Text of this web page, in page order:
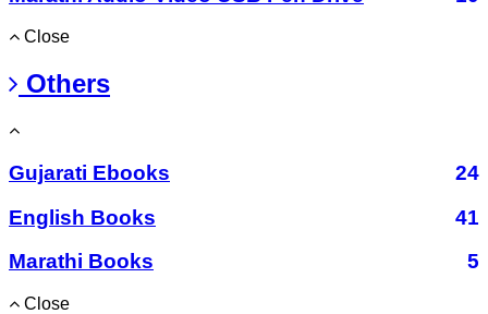
Close
Others
Gujarati Ebooks
24
English Books
41
Marathi Books
5
Close